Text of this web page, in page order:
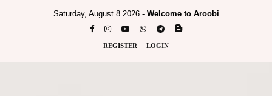
Saturday, August 8 2026 - Welcome to Aroobi
REGISTER LOGIN